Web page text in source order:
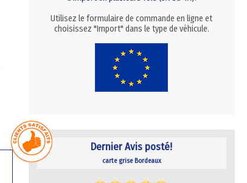
Utilisez le formulaire de commande en ligne et
choisissez "Import" dans le type de véhicule.
Dernier Avis posté!
carte grise Bordeaux